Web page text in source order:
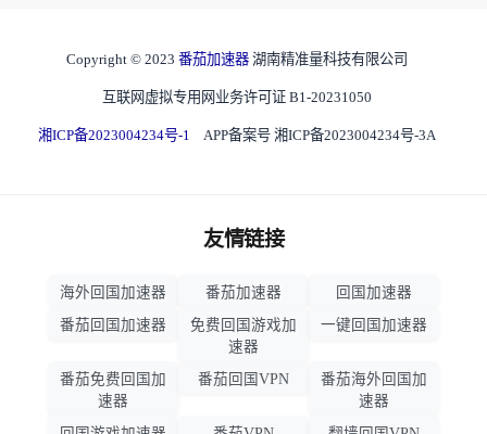
Copyright © 2023 番茄加速器 湖南精准量科技有限公司
互联网虚拟专用网业务许可证 B1-20231050
湘ICP备2023004234号-1 APP备案号 湘ICP备2023004234号-3A
友情链接
海外回国加速器 番茄加速器
回国加速器
番茄回国加速器
免费回国游戏加
速器
一键回国加速器
番茄免费回国加
速器
番茄回国VPN
番茄海外回国加
速器